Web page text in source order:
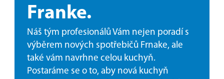
Franke.
Náš tým profesionálů Vám nejen poradí s
výběrem nových spotřebičů Frnake, ale
také vám navrhne celou kuchyň.
Postaráme se o to, aby nová kuchyň